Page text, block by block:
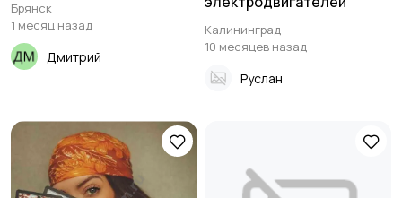
Брянск
1 месяц назад
Дмитрий
Калининград
10 месяцев назад
Руслан